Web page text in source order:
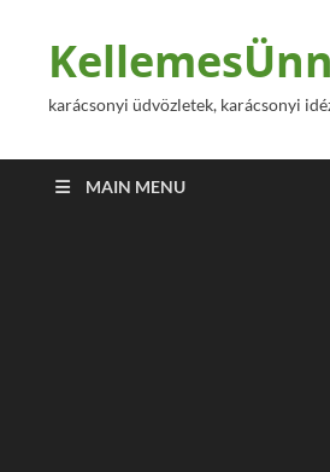
karácsonyi üdvözletek, karácsonyi
MAIN MENU